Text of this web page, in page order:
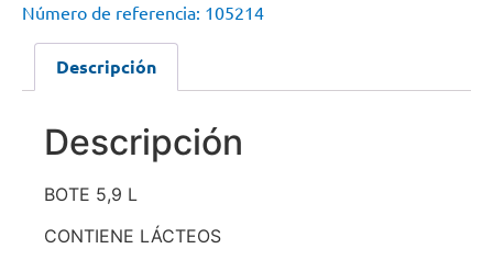
Número de referencia: 105214
Descripción
Descripción
BOTE 5,9 L
CONTIENE LÁCTEOS